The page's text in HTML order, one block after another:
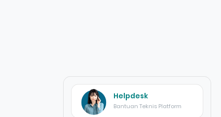
Helpdesk
Bantuan Teknis Platform